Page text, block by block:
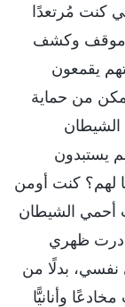
كنت مُرتعدًا
موقف وكشف
يقمعون
من حماية
يستبدون
لهم؟ كنت أومن
أحمي الشيطان
أدرت ظهري
بدلًا من
وأنانيًّا